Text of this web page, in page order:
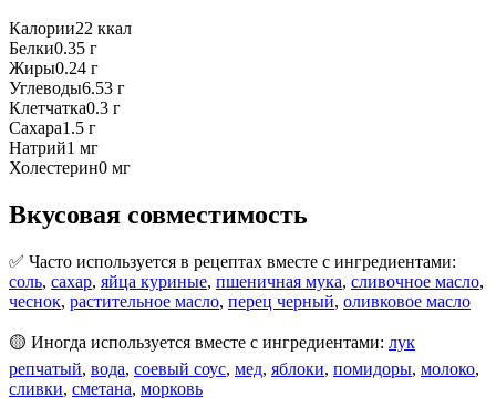
Калории22 ккал
Белки0.35 г
Жиры0.24 г
Углеводы6.53 г
Клетчатка0.3 г
Сахара1.5 г
Натрий1 мг
Холестерин0 мг
Вкусовая совместимость
✅ Часто используется в рецептах вместе с ингредиентами:
соль, сахар, яйца куриные, пшеничная мука, сливочное масло,
чеснок, растительное масло, перец черный, оливковое масло
🟡 Иногда используется вместе с ингредиентами: лук
репчатый, вода, соевый соус, мед, яблоки, помидоры, молоко,
сливки, сметана, морковь